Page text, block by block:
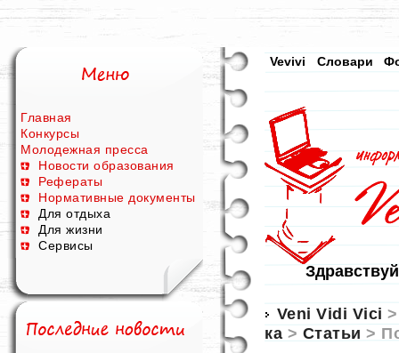
Главная
Конкурсы
Молодежная пресса
Новости образования
Рефераты
Нормативные документы
Для отдыха
Для жизни
Сервисы
Vevivi Словари
Veni Vidi Vici
ка > Статьи >